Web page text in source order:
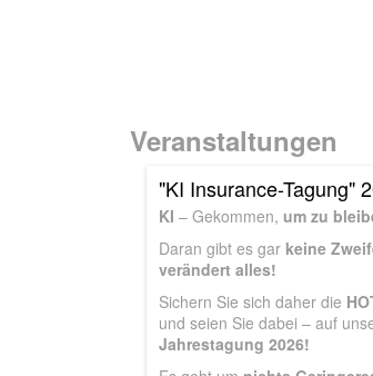
Veranstaltungen
"KI Insurance-Tagung"
KI – Gekommen, um zu
Daran gibt es gar keine
verändert alles!
Sichern Sie sich daher die
und seien Sie dabei – auf
Jahrestagung 2026!